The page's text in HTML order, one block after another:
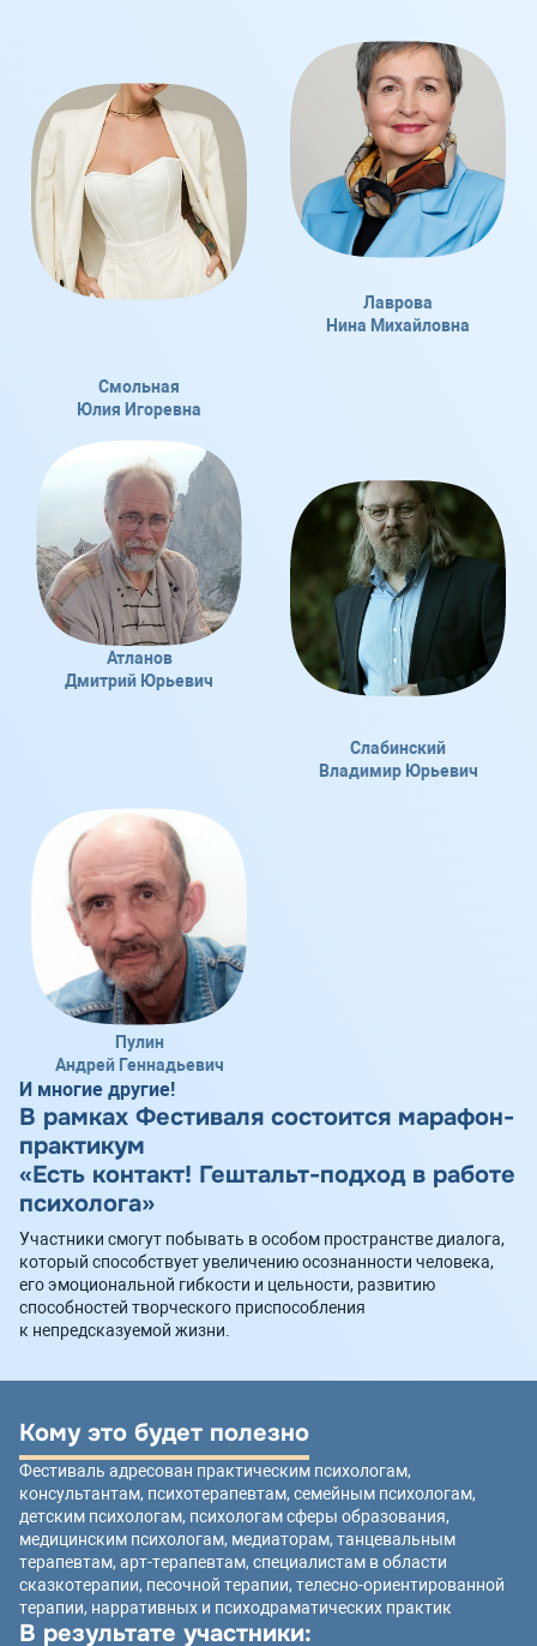
Смольная
Юлия Игоревна
Лаврова
Нина Михайловна
Атланов
Дмитрий Юрьевич
Слабинский
Владимир Юрьевич
Пулин
Андрей Геннадьевич
И многие другие!
В рамках Фестиваля состоится марафон-
практикум
«Есть контакт! Гештальт-подход в работе
психолога»
Участники смогут побывать в особом пространстве диалога,
который способствует увеличению осознанности человека,
его эмоциональной гибкости и цельности, развитию
способностей творческого приспособления
к непредсказуемой жизни.
Кому это будет полезно
Фестиваль адресован практическим психологам,
консультантам, психотерапевтам, семейным психологам,
детским психологам, психологам сферы образования,
медицинским психологам, медиаторам, танцевальным
терапевтам, арт-терапевтам, специалистам в области
сказкотерапии, песочной терапии, телесно-ориентированной
терапии, нарративных и психодраматических практик
В результате участники: